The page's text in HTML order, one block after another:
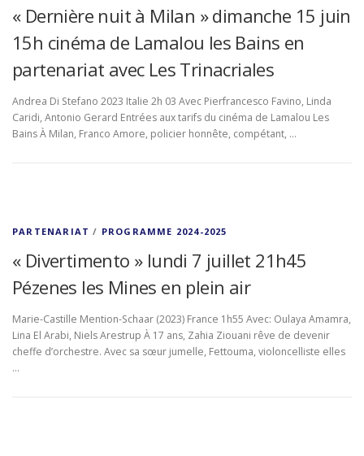
« Dernière nuit à Milan » dimanche 15 juin
15h cinéma de Lamalou les Bains en
partenariat avec Les Trinacriales
Andrea Di Stefano 2023 Italie 2h 03 Avec Pierfrancesco Favino, Linda
Caridi, Antonio Gerard Entrées aux tarifs du cinéma de Lamalou Les
Bains À Milan, Franco Amore, policier honnête, compétant, …
PARTENARIAT / PROGRAMME 2024-2025
« Divertimento » lundi 7 juillet 21h45
Pézenes les Mines en plein air
Marie-Castille Mention-Schaar (2023) France 1h55 Avec: Oulaya Amamra,
Lina El Arabi, Niels Arestrup À 17 ans, Zahia Ziouani rêve de devenir
cheffe d’orchestre. Avec sa sœur jumelle, Fettouma, violoncelliste elles
…